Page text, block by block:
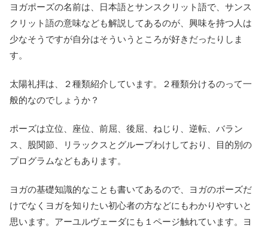
ヨガポーズの名前は、日本語とサンスクリット語で、サンス
クリット語の意味なども解説してあるのが、興味を持つ人は
少なそうですが自分はそういうところが好きだったりしま
す。
太陽礼拝は、２種類紹介しています。２種類分けるのって一
般的なのでしょうか？
ポーズは立位、座位、前屈、後屈、ねじり、逆転、バラン
ス、股関節、リラックスとグループわけしており、目的別の
プログラムなどもあります。
ヨガの基礎知識的なことも書いてあるので、ヨガのポーズだ
けでなくヨガを知りたい初心者の方などにもわかりやすいと
思います。アーユルヴェーダにも１ページ触れています。ヨ